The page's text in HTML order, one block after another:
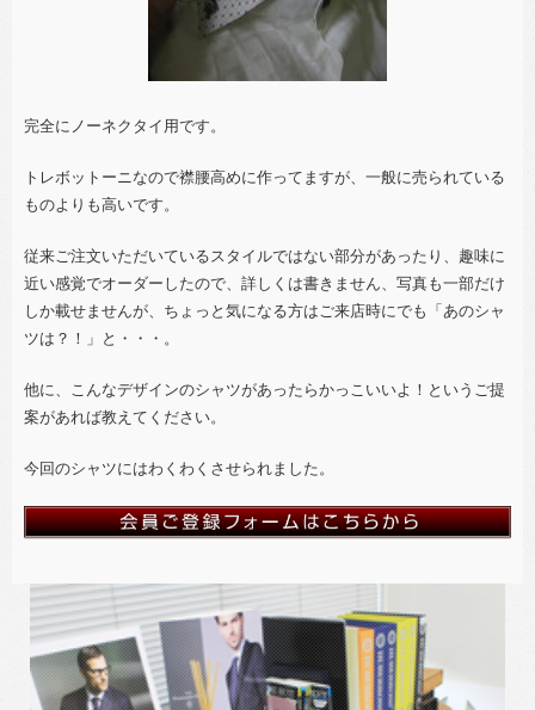
完全にノーネクタイ用です。
トレボットーニなので襟腰高めに作ってますが、一般に売られている
ものよりも高いです。
従来ご注文いただいているスタイルではない部分があったり、趣味に
近い感覚でオーダーしたので、詳しくは書きません、写真も一部だけ
しか載せませんが、ちょっと気になる方はご来店時にでも「あのシャ
ツは？！」と・・・。
他に、こんなデザインのシャツがあったらかっこいいよ！というご提
案があれば教えてください。
今回のシャツにはわくわくさせられました。